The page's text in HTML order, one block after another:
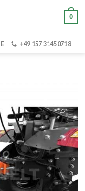
0
+49 157 31450718